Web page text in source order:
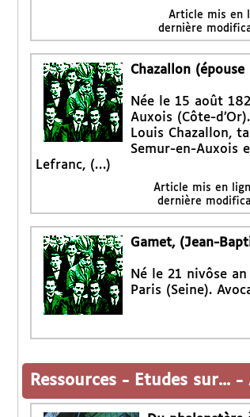
Article mis en
dernière
Chazallon (épouse
Née le 15 août
Auxois (Côte-
Louis Chazallon,
Semur-en-Auxois
Lefranc, (…)
Article mis en
dernière
Gamet, (Jean-
Né le 21 nivôse
Paris (Seine).
Ressources - Etudes sur... -